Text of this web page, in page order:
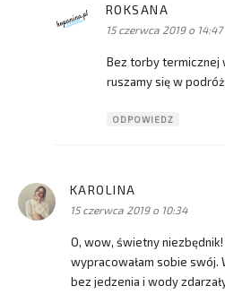
ROKSANA
15 czerwca 2019 o 14:47
Bez torby termicznej
ruszamy się w
ODPOWIEDZ
KAROLINA
15 czerwca 2019 o 10:34
O, wow, świetny
wypracowałam sobie
bez jedzenia i wody